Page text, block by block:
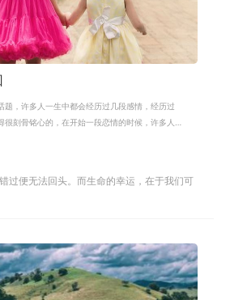
题，许多人一生中都会经历过几段感情，经历过
很刻骨铭心的，在开始一段恋情的时候，许多人
便无法回头。而生命的幸运，在于我们可